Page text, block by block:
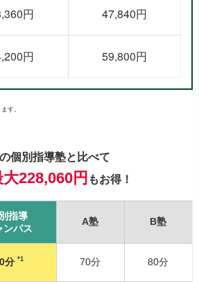
円 47,840円
円 59,800円
す。
個別指導塾と比べて
228,060円 もお得！
指導
ンパス
A塾 B塾
分 *1 70分 80分